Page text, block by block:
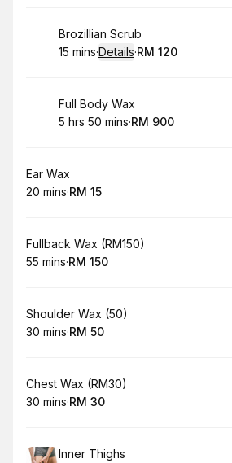
Book
Brozillian Scrub
.Duration:
15 mins·Details·
.Price:
RM 120
Book
Full Body Wax
. Duration:
5 hrs 50 mins·
.Price:
RM 900
Book
Ear Wax
.Duration
20 mins·
.Price
RM 15
Book
Fullback Wax (RM150)
.Duration
55 mins·
.Price:
RM 150
Book
Shoulder Wax (50)
.Duration
30 mins·
.Price
RM 50
Book
Chest Wax (RM30)
.Duration
30 mins·
.Price
RM 30
Book
Inner Thighs